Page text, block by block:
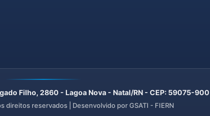
Filho, 2860 - Lagoa Nova - Natal/RN - CEP: 59075-900
direitos reservados | Desenvolvido por GSATI - FIERN